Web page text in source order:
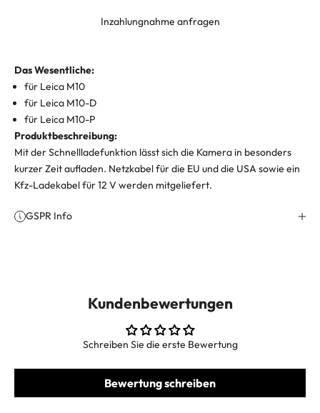
Inzahlungnahme anfragen
Das Wesentliche:
für Leica M10
für Leica M10-D
für Leica M10-P
Produktbeschreibung:
Mit der Schnellladefunktion lässt sich die Kamera in besonders
kurzer Zeit aufladen. Netzkabel für die EU und die USA sowie ein
Kfz-Ladekabel für 12 V werden mitgeliefert.
GSPR Info
Kundenbewertungen
Schreiben Sie die erste Bewertung
Bewertung schreiben